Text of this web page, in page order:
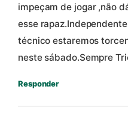
impeçam de jogar ,não
esse
técnico estaremos
neste sábado.Sempre
Responder